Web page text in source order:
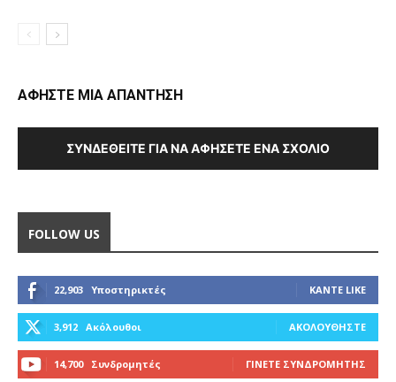
ΑΦΗΣΤΕ ΜΙΑ ΑΠΑΝΤΗΣΗ
ΣΥΝΔΕΘΕΊΤΕ ΓΙΑ ΝΑ ΑΦΉΣΕΤΕ ΈΝΑ ΣΧΌΛΙΟ
FOLLOW US
22,903 Υποστηρικτές ΚΆΝΤΕ LIKE
3,912 Ακόλουθοι ΑΚΟΛΟΥΘΉΣΤΕ
14,700 Συνδρομητές ΓΊΝΕΤΕ ΣΥΝΔΡΟΜΗΤΉΣ